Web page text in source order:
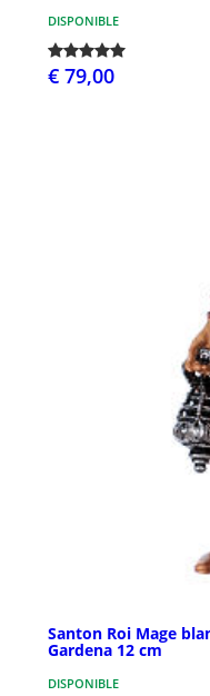
DISPONIBLE
€ 79,00
Santon Roi Mage
Gardena 12 cm
DISPONIBLE